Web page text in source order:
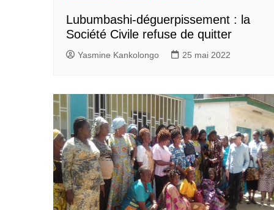
Lubumbashi-déguerpissement : la
Société Civile refuse de quitter
Yasmine Kankolongo 25 mai 2022